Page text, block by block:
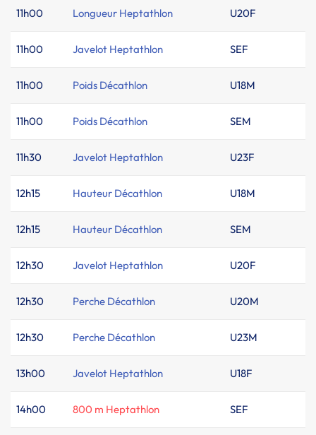
11h00 Longueur Heptathlon U20F
11h00 Javelot Heptathlon SEF
11h00 Poids Décathlon U18M
11h00 Poids Décathlon SEM
11h30 Javelot Heptathlon U23F
12h15 Hauteur Décathlon U18M
12h15 Hauteur Décathlon SEM
12h30 Javelot Heptathlon U20F
12h30 Perche Décathlon U20M
12h30 Perche Décathlon U23M
13h00 Javelot Heptathlon U18F
14h00 800 m Heptathlon SEF